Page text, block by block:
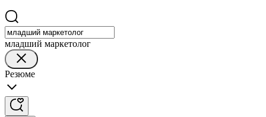
младший маркетолог
Резюме